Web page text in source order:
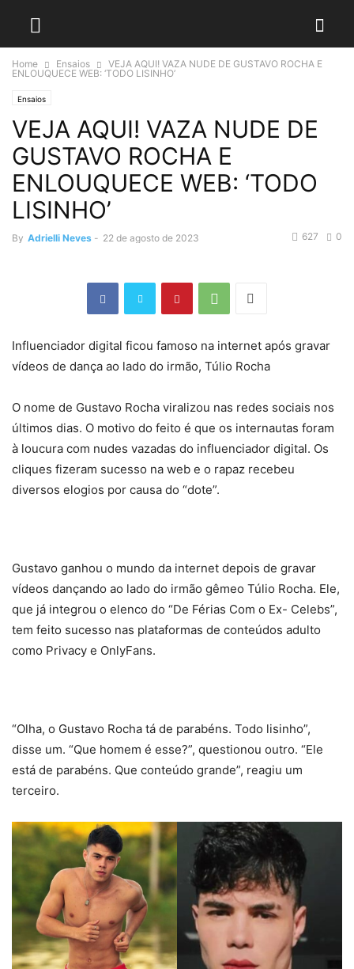
Home Ensaios
VEJA AQUI! VAZA NUDE DE GUSTAVO ROCHA E
ENLOUQUECE WEB: ‘TODO LISINHO’
Ensaios
VEJA AQUI! VAZA NUDE DE
GUSTAVO ROCHA E
ENLOUQUECE WEB: ‘TODO
LISINHO’
By Adrielli Neves - 22 de agosto de 2023 0
627
Influenciador digital ficou famoso na internet após gravar
vídeos de dança ao lado do irmão, Túlio Rocha
O nome de Gustavo Rocha viralizou nas redes sociais nos
últimos dias. O motivo do feito é que os internautas foram
à loucura com nudes vazadas do influenciador digital. Os
cliques fizeram sucesso na web e o rapaz recebeu
diversos elogios por causa do “dote”.
Gustavo ganhou o mundo da internet depois de gravar
vídeos dançando ao lado do irmão gêmeo Túlio Rocha. Ele,
que já integrou o elenco do “De Férias Com o Ex- Celebs”,
tem feito sucesso nas plataformas de conteúdos adulto
como Privacy e OnlyFans.
“Olha, o Gustavo Rocha tá de parabéns. Todo lisinho”,
disse um. “Que homem é esse?”, questionou outro. “Ele
está de parabéns. Que conteúdo grande”, reagiu um
terceiro.